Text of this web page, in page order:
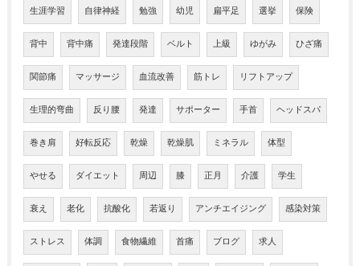
生涯学習 自律神経 勉強 幼児 扁平足 選挙 保険
背中 背中痛 発達段階 ベルト 上級 ゆがみ ひざ痛
関節痛 マッサージ 血流改善 筋トレ リフトアップ
生理的弯曲 反り腰 発達 サポーター 手首 ヘッドスパ
巻き肩 好転反応 乾燥 乾燥肌 ミネラル 体型
やせる ダイエット 周辺 膝 正月 介護 学生
衰え 老化 抗酸化 若返り アンチエイジング 感染対策
ストレス 体調 食物繊維 首痛 ブログ 求人